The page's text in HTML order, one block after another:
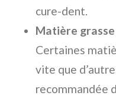
cure-dent.
Matière
Certaines
vite que
recommandée